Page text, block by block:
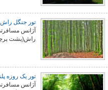
تور جنگل راش(پشت پرچین خیال)
آژانس مسافرتی آریانا سیردالاهو
راش(پشت پرچین خیال) را آغاز
تور یک روزه پلنگ دره
آژانس مسافرتی گروه گردشگری